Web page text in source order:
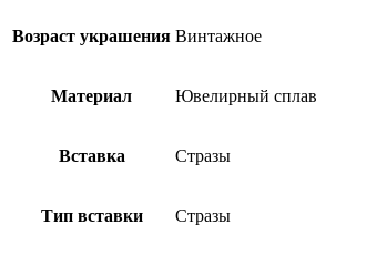
Возраст украшения Винтажное
Материал Ювелирный сплав
Вставка Стразы
Тип вставки Стразы